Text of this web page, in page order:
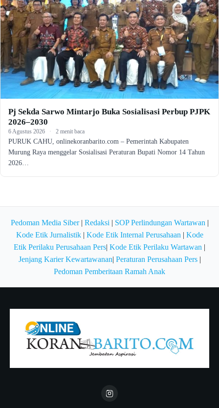
Pj Sekda Sarwo Mintarjo Buka Sosialisasi Perbup PJPK
2026–2030
6 Agustus 2026 · 2 menit baca
PURUK CAHU, onlinekoranbarito.com – Pemerintah Kabupaten
Murung Raya menggelar Sosialisasi Peraturan Bupati Nomor 14 Tahun
2026…
Pedoman Media Siber| Redaksi | SOP Perlindungan Wartawan |
Kode Etik Jurnalistik| Kode Etik Internal Perusahaan | Kode
Etik Perilaku Perusahaan Pers| Kode Etik Perilaku Wartawan |
Jenjang Karier Kewartawanan| Peraturan Perusahaan Pers|
Pedoman Pemberitaan Ramah Anak